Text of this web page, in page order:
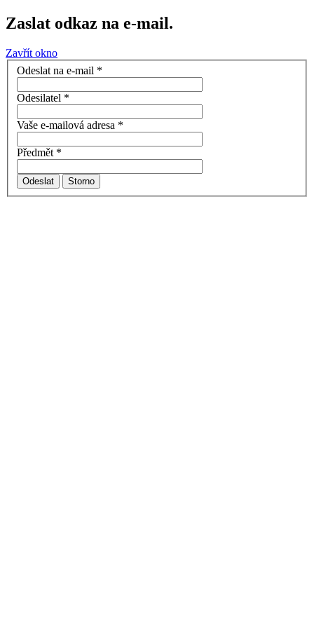
Zaslat odkaz na e-mail.
Zavřít okno
Odeslat na e-mail *
Odesilatel *
Vaše e-mailová adresa *
Předmět*
Odeslat Storno